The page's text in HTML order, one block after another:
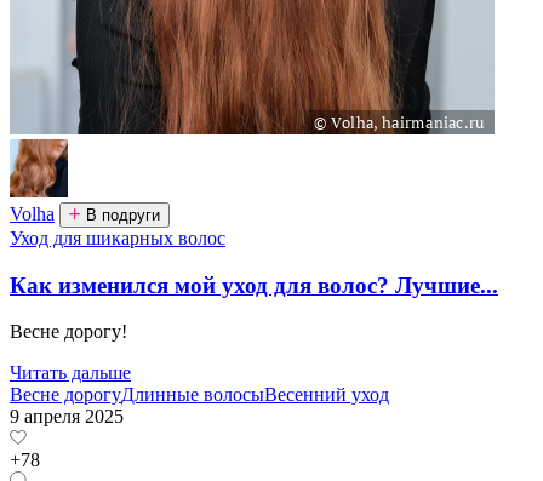
Volha В подруги
Уход для шикарных волос
Как изменился мой уход для волос? Лучшие...
Весне дорогу!
Читать дальше
Весне дорогуДлинные волосыВесенний уход
9 апреля 2025
+78